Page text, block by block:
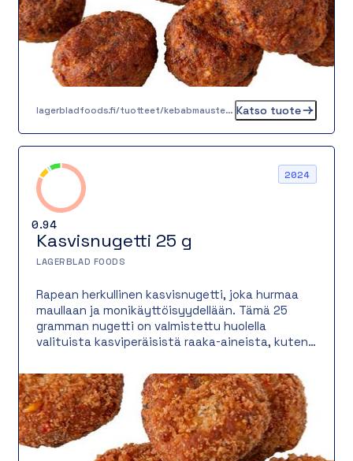
lagerbladfoods.fi/tuotteet/kebabmausteinen-kasvispyorykka-15-g Katso tuote
0.94
2024
Kasvisnugetti 25 g
LAGERBLAD FOODS
Rapean herkullinen kasvisnugetti, joka hurmaa
maullaan ja monikäyttöisyydellään. Tämä 25
gramman nugetti on valmistettu huolella
valituista kasviperäisistä raaka-aineista, kuten
ja perunasta. Lopputuloksena on täyteläinen
maku ja miellyttävä rakenne, jonka kruunaa
rapea, gluteeniton leivitys. Kasvispitoisuus on
jopa 92 %, ja mausteiden tasapainoinen
yhdistelmä antaa nugeteille herkullisen,
sopivasti maustetun luonteen. Sopii